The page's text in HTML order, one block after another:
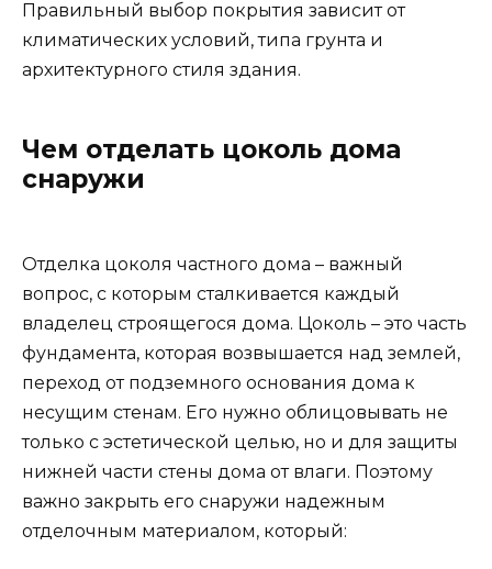
Правильный выбор покрытия зависит от
климатических условий, типа грунта и
архитектурного стиля здания.
Чем отделать цоколь дома
снаружи
Отделка цоколя частного дома – важный
вопрос, с которым сталкивается каждый
владелец строящегося дома. Цоколь – это часть
фундамента, которая возвышается над землей,
переход от подземного основания дома к
несущим стенам. Его нужно облицовывать не
только с эстетической целью, но и для защиты
нижней части стены дома от влаги. Поэтому
важно закрыть его снаружи надежным
отделочным материалом, который: